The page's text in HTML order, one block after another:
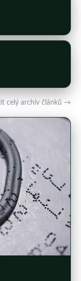
celý archiv článků →